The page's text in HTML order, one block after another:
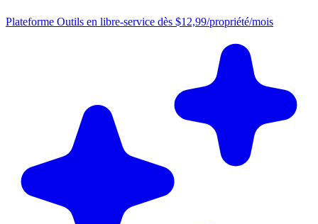
Plateforme Outils en libre-service dès $12,99/propriété/mois